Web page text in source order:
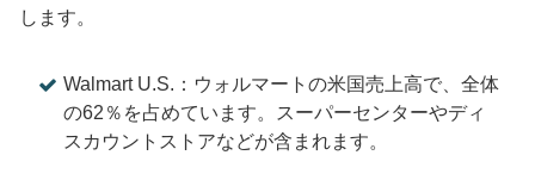
します。
Walmart U.S.：ウォルマートの米国売上高で、全体
の62％を占めています。スーパーセンターやディ
スカウントストアなどが含まれます。